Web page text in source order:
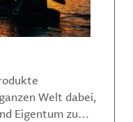
Welt dabei,
Eigentum zu